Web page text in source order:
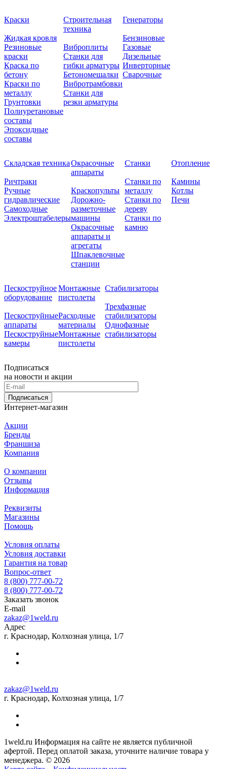
Краски
Жидкая кровля
Резиновые
краски
Краска по
бетону
Краски по
металлу
Грунтовки
Полиуретановые
составы
Эпоксидные
составы
Строительная
техника
Виброплиты
Станки для
гибки арматуры
Бетономешалки
Вибротрамбовки
Станки для
резки арматуры
Генераторы
Бензиновые
Газовые
Дизельные
Инверторные
Сварочные
Складская техника
Ричтраки
Ручные
гидравлические
Самоходные
Электроштабелеры
Окрасочные
аппараты
Краскопульты
Дорожно-
разметочные
машины
Окрасочные
аппараты и
агрегаты
Шпаклевочные
станции
Станки
Станки по
металлу
Станки по
дереву
Станки по
камню
Отопление
Камины
Котлы
Печи
Пескоструйное
оборудование
Пескоструйные
аппараты
Пескоструйные
камеры
Монтажные
пистолеты
Расходные
материалы
Монтажные
пистолеты
Стабилизаторы
Трехфазные
стабилизаторы
Однофазные
стабилизаторы
Подписаться
на новости и акции
Подписаться
Интернет-магазин
Акции
Бренды
Франшиза
Компания
О компании
Отзывы
Информация
Реквизиты
Магазины
Помощь
Условия оплаты
Условия доставки
Гарантия на товар
Вопрос-ответ
8 (800) 777-00-72
8 (800) 777-00-72
Заказать звонок
E-mail
zakaz@1weld.ru
Адрес
г. Краснодар, Колхозная улица, 1/7
zakaz@1weld.ru
г. Краснодар, Колхозная улица, 1/7
1weld.ru Информация на сайте не является публичной
афертой. Перед оплатой заказа, уточните наличие товара у
менеджера. © 2026